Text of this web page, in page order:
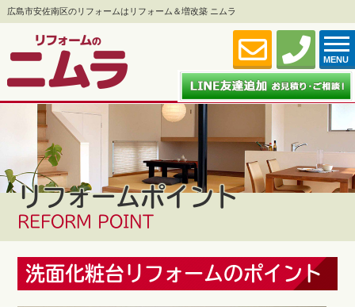
広島市安佐南区のリフォームはリフォーム＆増改築 ニムラ
MENU
リフォームポイント
REFORM POINT
洗面化粧台リフォームのポイント